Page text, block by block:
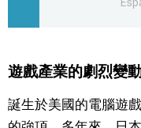
政治外交
社會
財經
遊戲產業的劇烈變
誕生於美國的電腦遊